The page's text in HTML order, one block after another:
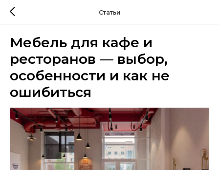
Статьи
Мебель для кафе и
ресторанов — выбор,
особенности и как не
ошибиться